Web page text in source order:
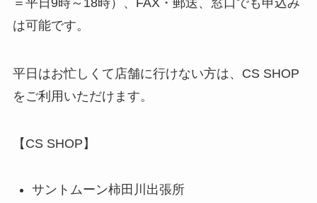
は可能です。
平日はお忙しくて店舗に行けない方は、CS SHOP
をご利用いただけます。
【CS SHOP】
サントムーン柿田川出張所